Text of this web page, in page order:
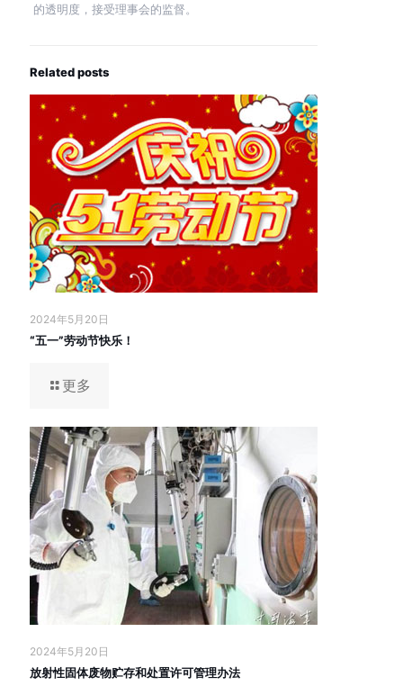
的透明度，接受理事会的监督。
Related posts
2024年5月20日
“五一”劳动节快乐！
更多
2024年5月20日
放射性固体废物贮存和处置许可管理办法